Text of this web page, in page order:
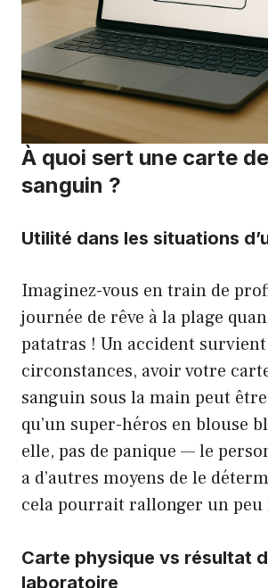
À quoi sert une carte
sanguin ?
Utilité dans les situations
Imaginez-vous en train de
journée de rêve à la plage
patatras ! Un accident
circonstances, avoir votre
sanguin sous la main peut
qu’un super-héros en blouse
elle, pas de panique — le
a d’autres moyens de le
cela pourrait rallonger un peu
Carte physique vs résultat
laboratoire